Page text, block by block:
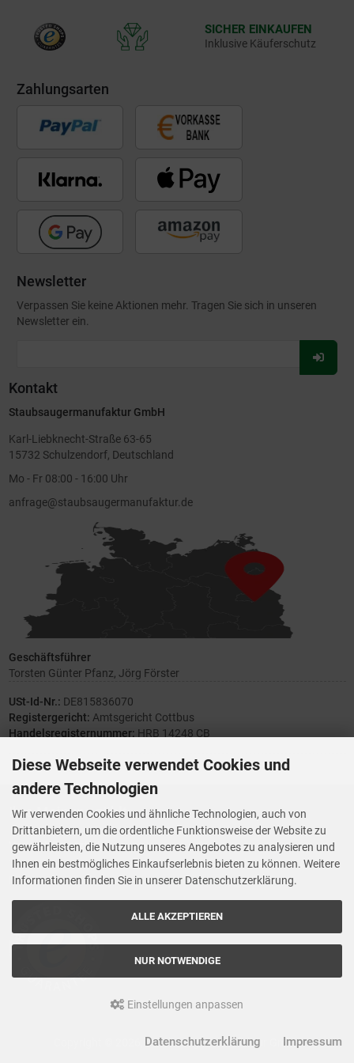
SICHER EINKAUFEN
Inklusive Käuferschutz
Zahlungsarten
Newsletter
Verpassen Sie keine Aktionen mehr. Tragen Sie sich in unseren
Newsletter ein.
Für
Kontakt
Staubsaugermanufaktur GmbH
Karl-Liebknecht-Straße 63-65
15732 Schulzendorf, Deutschland
Mo - Fr 08:00 - 16:00 Uhr
anfrage@staubsaugermanufaktur.de
Geschäftsführer
Torsten Günter Pfanz, Jörg Förster
USt-Id-Nr.: DE815836070
Registergericht: Amtsgericht Cottbus
Handelsregisternummer: HRB 14248 CB
Ihre Meinung zählt
Vorwerk Ersatzteile
Wenn Ihnen der Service der StaubsaugerManufaktur gefallen hat,
bewerten Sie uns bitte bei Trustedshops.de
Copyright © 2026, Staubsaugermanufaktur GmbH
Diese Webseite verwendet Cookies und
andere Technologien
Wir verwenden Cookies und ähnliche Technologien, auch von
Drittanbietern, um die ordentliche Funktionsweise der Website zu
gewährleisten, die Nutzung unseres Angebotes zu analysieren und
Ihnen ein bestmögliches Einkaufserlebnis bieten zu können. Weitere
Informationen finden Sie in unserer Datenschutzerklärung.
ALLE AKZEPTIEREN
NUR NOTWENDIGE
Einstellungen anpassen
Datenschutzerklärung Impressum